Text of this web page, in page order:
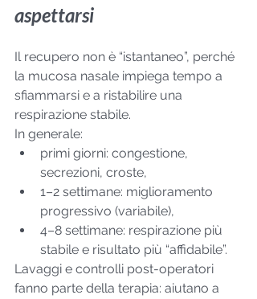
aspettarsi
Il recupero non è “istantaneo”, perché
la mucosa nasale impiega tempo a
sfiammarsi e a ristabilire una
respirazione stabile.
In generale:
primi giorni: congestione,
secrezioni, croste,
1–2 settimane: miglioramento
progressivo (variabile),
4–8 settimane: respirazione più
stabile e risultato più “affidabile”.
Lavaggi e controlli post-operatori
fanno parte della terapia: aiutano a